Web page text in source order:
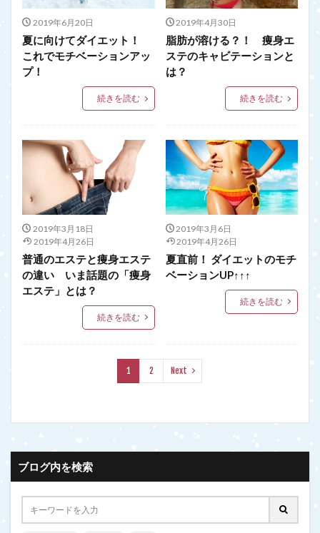
2019年6月20日
夏に向けてダイエット！
これでモチベーションアッ
プ！
続きを読む
2019年4月30日
脂肪が溶ける？！ 痩身エ
ステのキャビテーションと
は？
続きを読む
2019年3月18日
2019年4月26日
普通のエステと痩身エステ
の違い いま話題の「痩身
エステ」とは？
続きを読む
2019年3月6日
2019年4月26日
夏直前！ ダイエットのモチ
ベーションUP↑↑↑
続きを読む
1 2 Next
ブログ内を検索